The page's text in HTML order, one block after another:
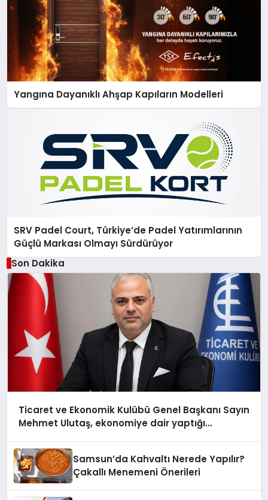
Yangına Dayanıklı Ahşap Kapıların Modelleri
SRV Padel Court, Türkiye’de Padel Yatırımlarının
Güçlü Markası Olmayı Sürdürüyor
Son Dakika
Ticaret ve Ekonomik Kulübü Genel Başkanı Sayın
Mehmet Ulutaş, ekonomiye dair yaptığı
Samsun’da Kahvaltı Nerede Yapılır?
Çakallı Menemeni Önerileri